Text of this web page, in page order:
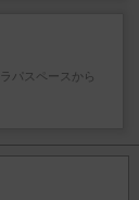
パスペースから